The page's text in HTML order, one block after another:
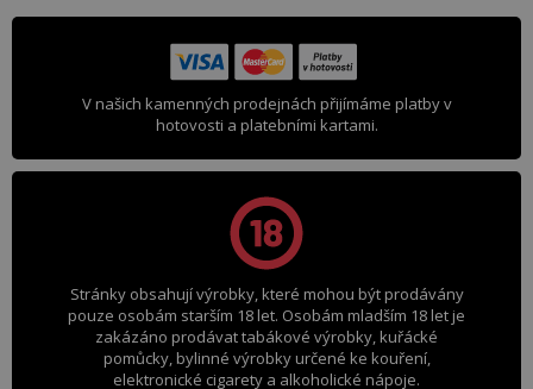
V našich kamenných prodejnách přijímáme platby v
hotovosti a platebními kartami.
Stránky obsahují výrobky, které mohou být prodávány
pouze osobám starším 18 let. Osobám mladším 18 let je
zakázáno prodávat tabákové výrobky, kuřácké
pomůcky, bylinné výrobky určené ke kouření,
elektronické cigarety a alkoholické nápoje.